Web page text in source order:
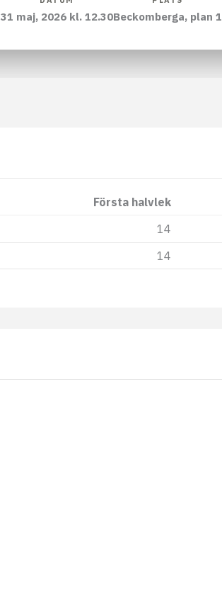
31 maj, 2026 kl. 12.30Beckomberga, plan 1
Första halvlek
14
14